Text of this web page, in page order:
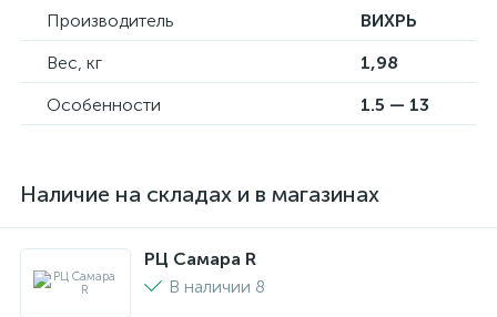
Производитель
ВИХРЬ
Вес, кг
1,98
Особенности
1.5 — 13
Наличие на складах и в магазинах
РЦ Самара R
В наличии 8